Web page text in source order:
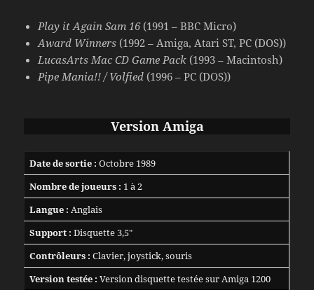
Play it Again Sam 16(1991 – BBC Micro)
Award Winners (1992 – Amiga, Atari ST, PC (DOS))
LucasArts Mac CD Game Pack (1993 – Macintosh)
Pipe Mania!! / Volfied (1996 – PC (DOS))
Version Amiga
Date de sortie : Octobre 1989
Nombre de joueurs : 1 à 2
Langue : Anglais
Support : Disquette 3,5″
Contrôleurs : Clavier, joystick, souris
Version testée : Version disquette testée sur Amiga 1200